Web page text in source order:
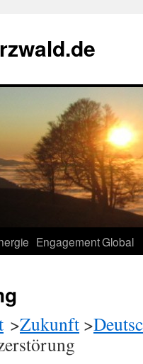
EngagementGlobal
>Zukunft >